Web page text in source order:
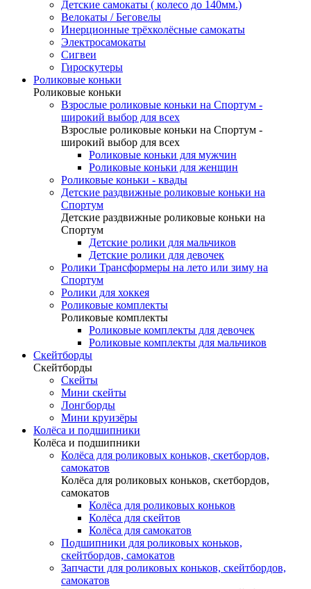
Детские самокаты ( колесо до 140мм.)
Велокаты / Беговелы
Инерционные трёхколёсные самокаты
Электросамокаты
Сигвеи
Гироскутеры
Роликовые коньки
Роликовые коньки
Взрослые роликовые коньки на Спортум -
широкий выбор для всех
Взрослые роликовые коньки на Спортум -
широкий выбор для всех
Роликовые коньки для мужчин
Роликовые коньки для женщин
Роликовые коньки - квады
Детские раздвижные роликовые коньки на
Спортум
Детские раздвижные роликовые коньки на
Спортум
Детские ролики для мальчиков
Детские ролики для девочек
Ролики Трансформеры на лето или зиму на
Спортум
Ролики для хоккея
Роликовые комплекты
Роликовые комплекты
Роликовые комплекты для девочек
Роликовые комплекты для мальчиков
Скейтборды
Скейтборды
Скейты
Мини скейты
Лонгборды
Мини круизёры
Колёса и подшипники
Колёса и подшипники
Колёса для роликовых коньков, скетбордов,
самокатов
Колёса для роликовых коньков, скетбордов,
самокатов
Колёса для роликовых коньков
Колёса для скейтов
Колёса для самокатов
Подшипники для роликовых коньков,
скейтбордов, самокатов
Запчасти для роликовых коньков, скейтбордов,
самокатов